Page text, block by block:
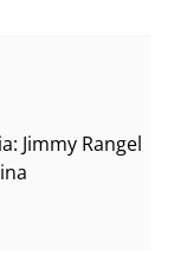
Jimmy Rangel